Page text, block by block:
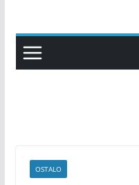
content
OSTALO